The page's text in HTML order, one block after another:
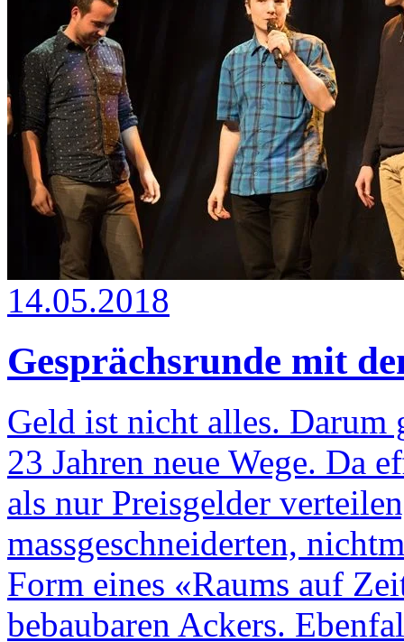
14.05.2018
Gesprächsrunde mit
Geld ist nicht alles. Darum
23 Jahren neue Wege. Da
als nur Preisgelder
massgeschneiderten,
Form eines «Raums auf
bebaubaren Ackers.